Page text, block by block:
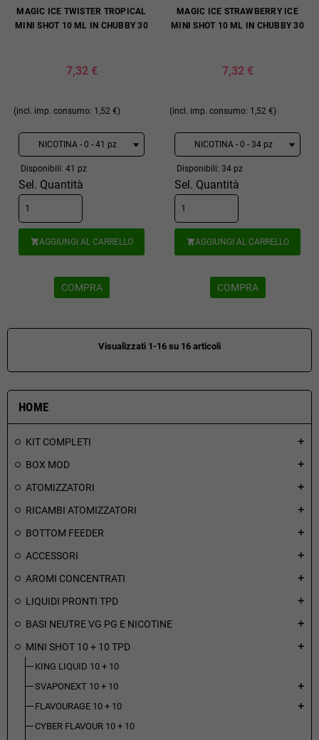
HOME
KIT COMPLETI add
BOX MOD add
ATOMIZZATORI add
RICAMBI ATOMIZZATORI add
BOTTOM FEEDER add
ACCESSORI add
AROMI CONCENTRATI add
LIQUIDI PRONTI TPD add
BASI NEUTRE VG PG E NICOTINE add
MINI SHOT 10 + 10 TPD add
KING LIQUID 10 + 10
SVAPONEXT 10 + 10
add
FLAVOURAGE 10 + 10 add
CYBER FLAVOUR 10 + 10
MAGIC ICE TWISTER TROPICAL
MINI SHOT 10 ML IN CHUBBY 30
7,32 €
(incl. imp. consumo: 1,52 €)
Disponibili: 41 pz
Sel. Quantità
AGGIUNGI AL CARRELLO
COMPRA
MAGIC ICE STRAWBERRY ICE
MINI SHOT 10 ML IN CHUBBY 30
7,32 €
(incl. imp. consumo: 1,52 €)
Disponibili: 34 pz
Sel. Quantità
AGGIUNGI AL CARRELLO
COMPRA
Visualizzati 1-16 su 16 articoli